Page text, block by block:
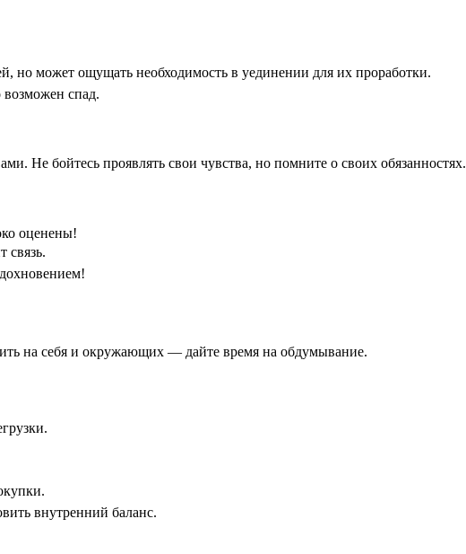
но может ощущать необходимость в уединении для их проработки.
спад.
Не бойтесь проявлять свои чувства, но помните о своих обязанностях.
оценены!
связь.
на себя и окружающих — дайте время на обдумывание.
внутренний баланс.